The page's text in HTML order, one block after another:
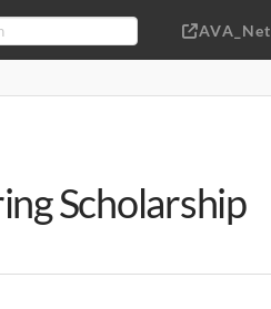
AVA_Net
Scholarship